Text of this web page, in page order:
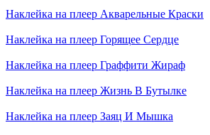
Наклейка на плеер Акварельные Краски
Наклейка на плеер Горящее Сердце
Наклейка на плеер Граффити Жираф
Наклейка на плеер Жизнь В Бутылке
Наклейка на плеер Заяц И Мышка